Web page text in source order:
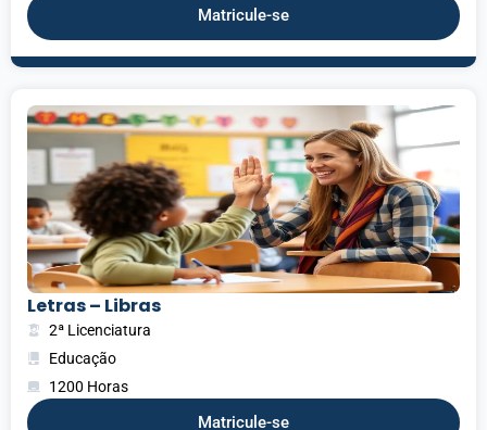
Matricule-se
Letras – Libras
2ª Licenciatura
Educação
1200 Horas
Matricule-se